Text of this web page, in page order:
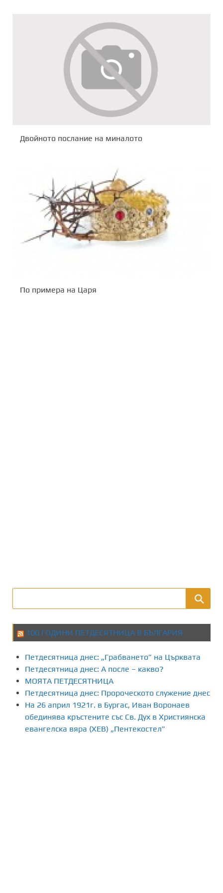
Двойното послание на миналото
По примера на Царя
100 ГОДИНИ ПЕТДЕСЯТНИЦА В БЪЛГАРИЯ
Петдесятница днес: „Грабването” на Църквата
Петдесятница днес: А после – какво?
МОЯТА ПЕТДЕСЯТНИЦА
Петдесятница днес: Пророческото служение днес
На 26 април 1921г. в Бургас, Иван Воронаев
обединява кръстените със Св. Дух в Християнска
евангелска вяра (ХЕВ) „Пентекостел”